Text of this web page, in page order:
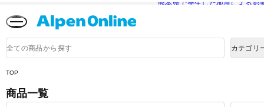
熊本県で発生した地震による影
品
検
カテゴリ
TOP
商品一覧